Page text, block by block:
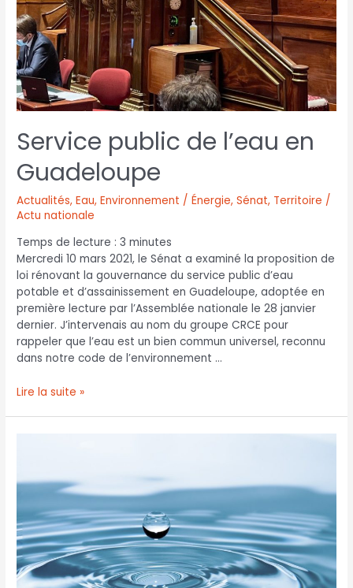
Service public de l’eau en
Guadeloupe
Actualités,Eau,Environnement / Énergie,Sénat, Territoire /
Actu nationale
Temps de lecture :3 minutes
Mercredi 10 mars 2021, le Sénat a examiné la proposition de
loi rénovant la gouvernance du service public d’eau
potable et d’assainissement en Guadeloupe, adoptée en
première lecture par l’Assemblée nationale le 28 janvier
dernier. J’intervenais au nom du groupe CRCE pour
rappeler que l’eau est un bien commun universel, reconnu
dans notre code de l’environnement …
Lire la suite »